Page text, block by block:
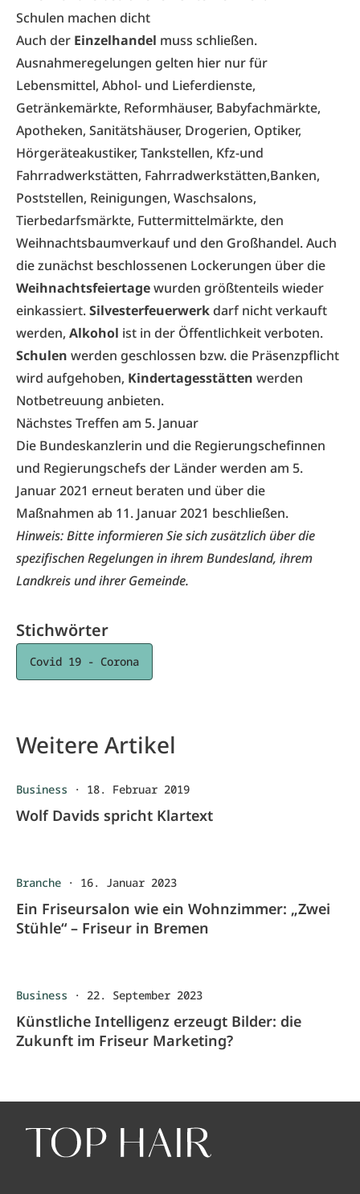
Schulen machen dicht
Auch der Einzelhandel muss schließen.
Ausnahmeregelungen gelten hier nur für
Lebensmittel, Abhol- und Lieferdienste,
Getränkemärkte, Reformhäuser, Babyfachmärkte,
Apotheken, Sanitätshäuser, Drogerien, Optiker,
Hörgeräteakustiker, Tankstellen, Kfz-und
Fahrradwerkstätten, Fahrradwerkstätten,Banken,
Poststellen, Reinigungen, Waschsalons,
Tierbedarfsmärkte, Futtermittelmärkte, den
Weihnachtsbaumverkauf und den Großhandel. Auch
die zunächst beschlossenen Lockerungen über die
Weihnachtsfeiertagewurden größtenteils wieder
einkassiert.Silvesterfeuerwerkdarf nicht verkauft
werden, Alkohol ist in der Öffentlichkeit verboten.
Schulen werden geschlossen bzw. die Präsenzpflicht
wird aufgehoben, Kindertagesstätten werden
Notbetreuung anbieten.
Nächstes Treffen am 5. Januar
Die Bundeskanzlerin und die Regierungschefinnen
und Regierungschefs der Länder werden am 5.
Januar 2021 erneut beraten und über die
Maßnahmen ab 11. Januar 2021 beschließen.
Hinweis: Bitte informieren Sie sich zusätzlich über die
spezifischen Regelungen in ihrem Bundesland, ihrem
Landkreis und ihrer Gemeinde.
Stichwörter
Covid 19 - Corona
Weitere Artikel
Business · 18. Februar 2019
Wolf Davids spricht Klartext
Branche · 16. Januar 2023
Ein Friseursalon wie ein Wohnzimmer: „Zwei
Stühle“ – Friseur in Bremen
Business · 22. September 2023
Künstliche Intelligenz erzeugt Bilder: die
Zukunft im Friseur Marketing?